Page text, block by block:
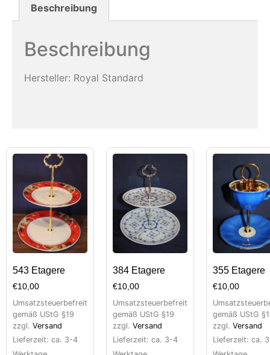
Beschreibung
Beschreibung
Hersteller: Royal Standard
543 Etagere
€10,00
Umsatzsteuerbefreit
gemäß UStG §19
zzgl. Versand
Lieferzeit: ca. 3-4
384 Etagere
€10,00
Umsatzsteuerbefreit
gemäß UStG §19
zzgl. Versand
Lieferzeit: ca. 3-4
355 Etagere
€10,00
gemäß UStG
zzgl. Versand
Lieferzeit: ca.